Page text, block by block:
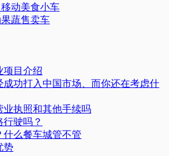
动美食小车
蔬售卖车
项目介绍
成功打入中国市场、而你还在考虑什
业执照和其他手续吗
驶吗？
么餐车城管不管
势